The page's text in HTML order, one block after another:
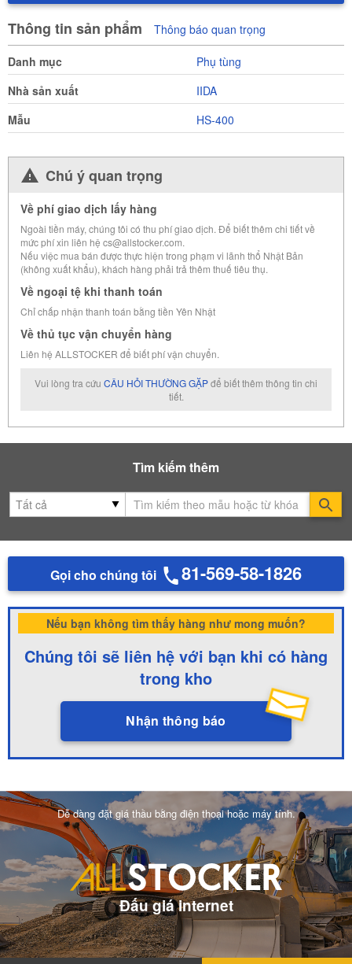
Thông tin sản phẩm Thông báo quan trọng
Danh mục
Phụ tùng
Nhà sản xuất
IIDA
Mẫu
HS-400
Chú ý quan trọng
Về phí giao dịch lấy hàng
Ngoài tiền máy, chúng tôi có thu phí giao dịch. Để biết thêm chi tiết về
mức phí xin liên hệ cs@allstocker.com.
Nếu việc mua bán được thực hiện trong phạm vi lãnh thổ Nhật Bản
(không xuất khẩu), khách hàng phải trả thêm thuế tiêu thụ.
Về ngoại tệ khi thanh toán
Chỉ chấp nhận thanh toán bằng tiền Yên Nhật
Về thủ tục vận chuyển hàng
Liên hệ ALLSTOCKER để biết phí vận chuyển.
Vui lòng tra cứu CÂU HỎI THƯỜNG GẶPđể biết thêm thông tin chi
tiết.
Tìm kiếm thêm
Gọi cho chúng tôi 81-569-58-1826
Nếu bạn không tìm thấy hàng như mong muốn?
Chúng tôi sẽ liên hệ với bạn khi có hàng
trong kho
Nhận thông báo
Dễ dàng đặt giá thầu bằng điện thoại hoặc máy tính.
Đấu giá internet